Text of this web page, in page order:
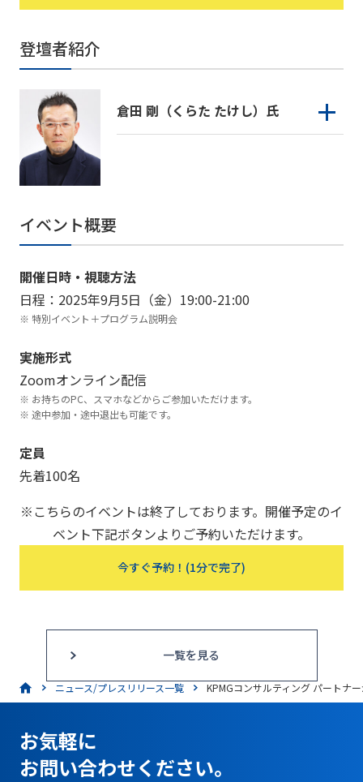
登壇者紹介
倉田 剛（くらた たけし）氏
イベント概要
開催日時・視聴方法
日程：2025年9月5日（金）19:00-21:00
特別イベント＋プログラム説明会
実施形式
Zoomオンライン配信
お持ちのPC、スマホなどからご参加いただけます。
途中参加・途中退出も可能です。
定員
先着100名
※こちらのイベントは終了しております。開催予定のイ
ベント下記ボタンよりご予約いただけます。
今すぐ予約！(1分で完了)
一覧を見る
ニュース/プレスリリース一覧 KPMGコンサルティング パートナ
お気軽に
お問い合わせください。